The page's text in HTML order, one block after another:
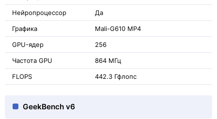
Нейропроцессор Да
Графика Mali-G610 MP4
GPU-ядер 256
Частота GPU 864 МГц
FLOPS 442.3 Гфлопс
GeekBench v6